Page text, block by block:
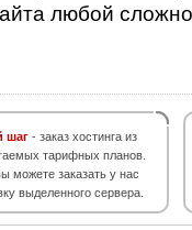
любой
шаг - заказ хостинга из
тарифных планов.
можете заказать у нас
выделенного сервера.